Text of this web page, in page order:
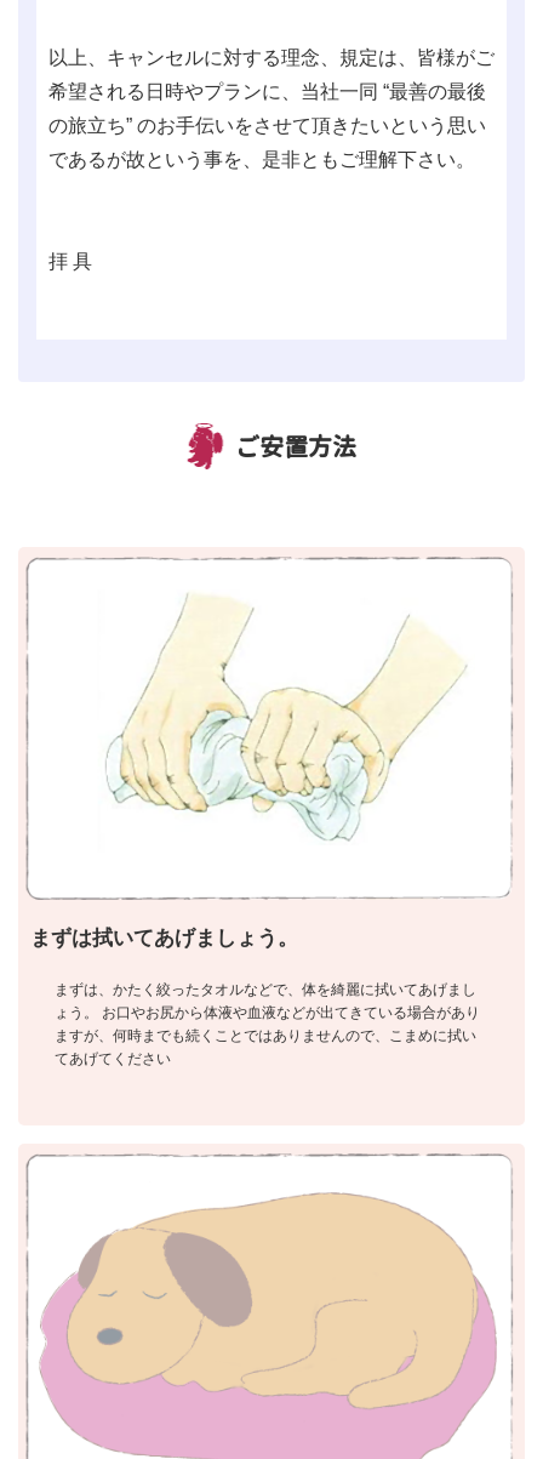
以上、キャンセルに対する理念、規定は、皆様がご
希望される日時やプランに、当社一同 “最善の最後
の旅立ち” のお手伝いをさせて頂きたいという思い
であるが故という事を、是非ともご理解下さい。
拝 具
ご安置方法
まずは拭いてあげましょう。
まずは、かたく絞ったタオルなどで、体を綺麗に拭いてあげまし
ょう。 お口やお尻から体液や血液などが出てきている場合があり
ますが、何時までも続くことではありませんので、こまめに拭い
てあげてください